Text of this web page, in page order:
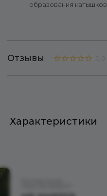
образования катышков.
Отзывы
Характеристики